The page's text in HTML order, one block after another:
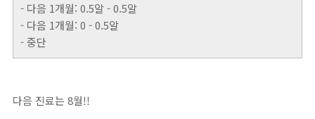
- 다음 1개월: 0.5알 - 0.5알
- 다음 1개월: 0 - 0.5알
- 중단
다음 진료는 8월!!